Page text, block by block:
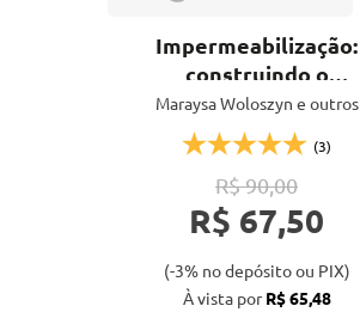
Impermeabilização:
construindo o
conhecimento
Maraysa Woloszyn e outros
(3)
R$ 90,00
R$ 67,50
(-3% no depósito ou PIX)
À vista porR$ 65,48